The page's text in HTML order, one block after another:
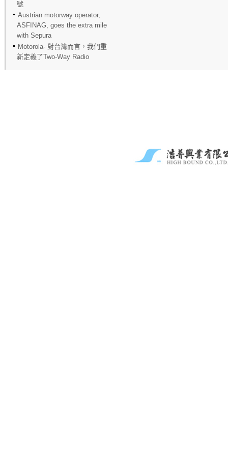
號
Austrian motorway operator,
ASFINAG, goes the extra mile
with Sepura
Motorola- 對台灣而言，我們重
新定義了Two-Way Radio